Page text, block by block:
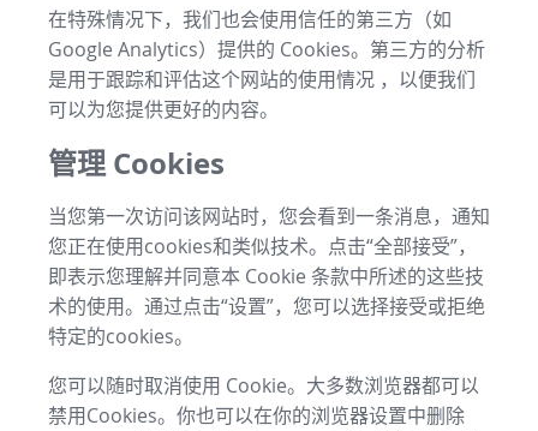
在特殊情况下，我们也会使用信任的第三方（如
Google Analytics）提供的 Cookies。第三方的分析
是用于跟踪和评估这个网站的使用情况 ，以便我们
可以为您提供更好的内容。
管理 Cookies
当您第一次访问该网站时，您会看到一条消息，通知
您正在使用cookies和类似技术。点击“全部接受”，
即表示您理解并同意本 Cookie 条款中所述的这些技
术的使用。通过点击“设置”，您可以选择接受或拒绝
特定的cookies。
您可以随时取消使用 Cookie。大多数浏览器都可以
禁用Cookies。你也可以在你的浏览器设置中删除